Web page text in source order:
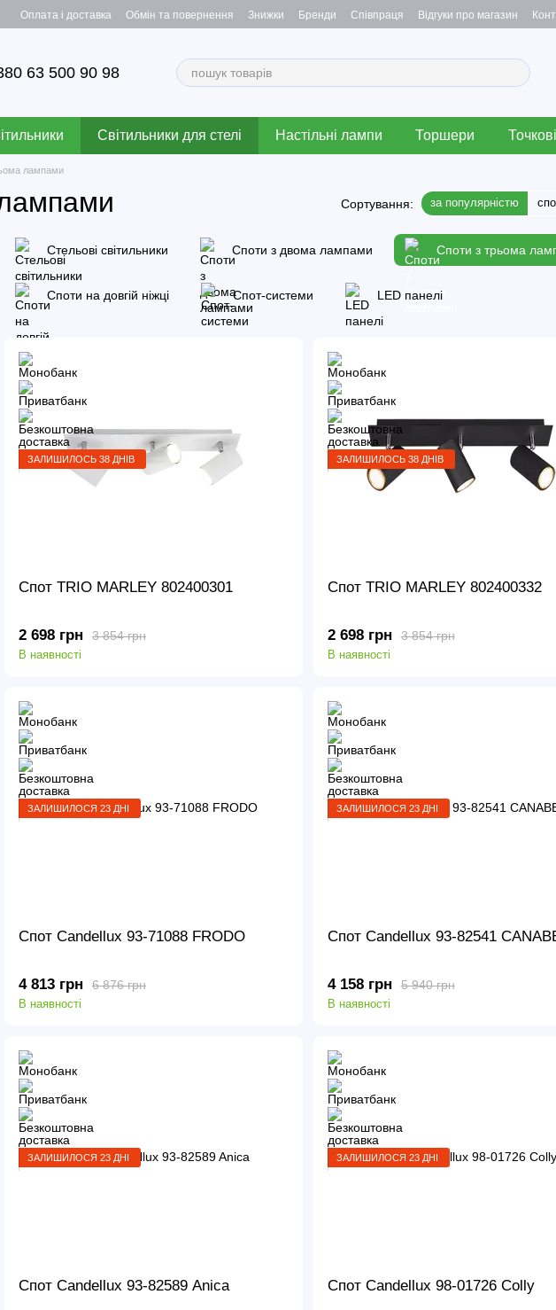
Оплата і доставка Обмін та повернення Знижки Бренди Співпраця Відгуки про магазин
63 500 90 98
Світильники для стелі Настільні лампи Торшери
лампами
Сортування: за популярністю
Стельові світильники Споти з двома лампами Споти з трьома
Споти на довгій ніжці Спот-системи LED панелі
ЗАЛИШИЛОСЬ 38 ДНІВ
Спот TRIO MARLEY 802400301
3 854 грн
2 698 грн
В наявності
ЗАЛИШИЛОСЬ 38 ДНІВ
Спот TRIO MARLEY 802400332
3 854 грн
2 698 грн
В наявності
ЗАЛИШИЛОСЯ 23 ДНІ
Спот Candellux 93-71088 FRODO
6 876 грн
4 813 грн
В наявності
ЗАЛИШИЛОСЯ 23 ДНІ
Спот Candellux 93-82541
5 940 грн
4 158 грн
В наявності
ЗАЛИШИЛОСЯ 23 ДНІ
Спот Candellux 93-82589 Anica
ЗАЛИШИЛОСЯ 23 ДНІ
Спот Candellux 98-01726 Colly